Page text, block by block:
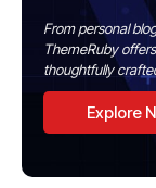
From personal
ThemeRuby
thoughtfully
Explore